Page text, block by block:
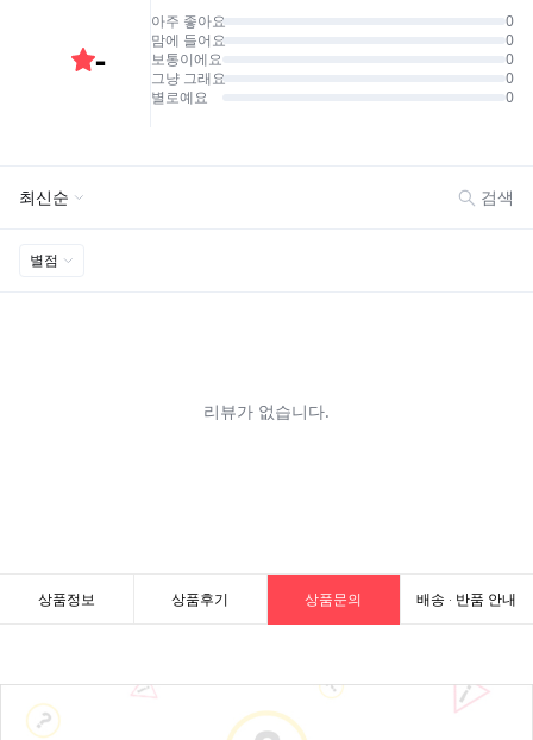
상품정보 상품후기 상품문의 배송 · 반품 안내